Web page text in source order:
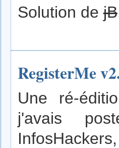
Solution dejB
RegisterMe
Une ré-
j'avais